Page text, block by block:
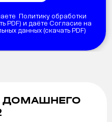
Политику обработки
PDF) и даёте Согласие на
данных (скачать PDF)
ДОМАШНЕГО